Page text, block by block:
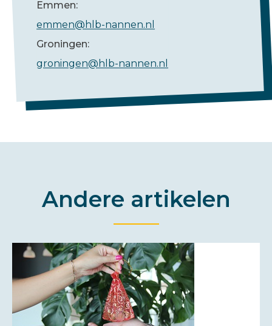
Emmen:
emmen@hlb-nannen.nl
Groningen:
groningen@hlb-nannen.nl
Andere artikelen